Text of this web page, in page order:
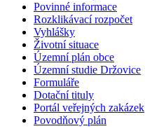
Povinné informace
Rozklikávací rozpočet
Vyhlášky
Životní situace
Územní plán obce
Územní studie Držovice
Formuláře
Dotační tituly
Portál veřejných zakázek
Povodňový plán